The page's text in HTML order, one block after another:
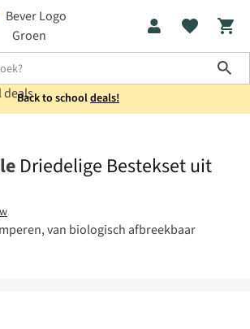
Back to schooldeals!
Driedelige Bestekset uit
van biologisch afbreekbaar